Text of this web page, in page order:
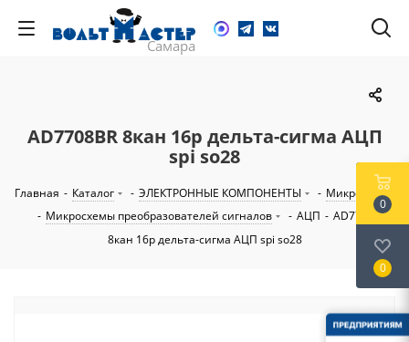
AD7708BR 8кан 16р дельта-сигма АЦП
spi so28
Главная - Каталог - ЭЛЕКТРОННЫЕ КОМПОНЕНТЫ - Микросхемы
- Микросхемы преобразователей сигналов - АЦП - AD7708BR
8кан 16р дельта-сигма АЦП spi so28
0
0